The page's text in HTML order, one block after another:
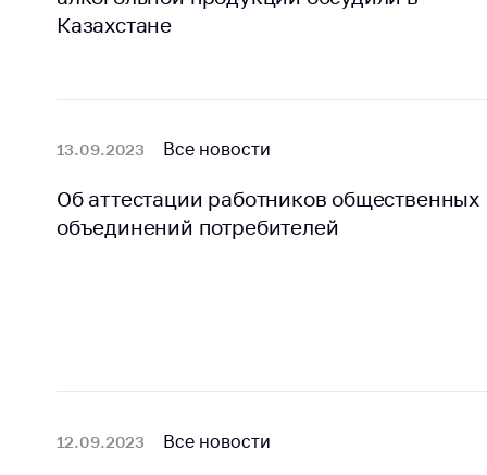
Казахстане
13.09.2023 Все новости
Об аттестации работников общественных
объединений потребителей
12.09.2023 Все новости